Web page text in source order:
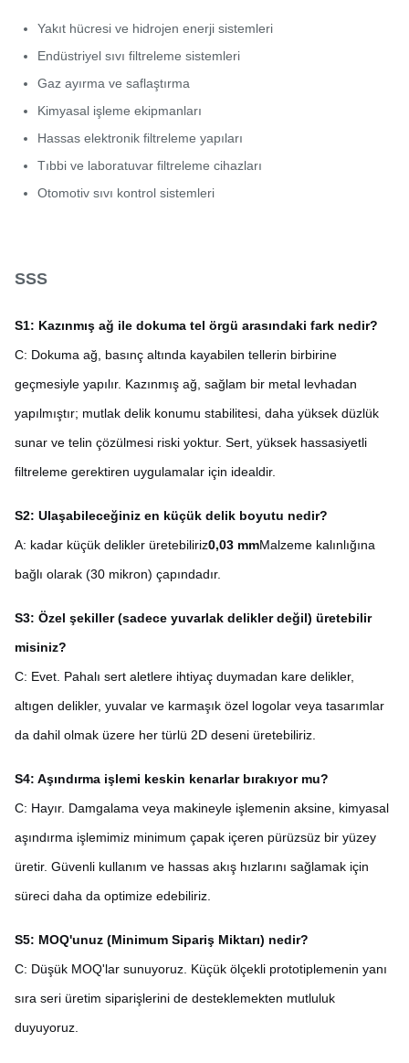
Yakıt hücresi ve hidrojen enerji sistemleri
Endüstriyel sıvı filtreleme sistemleri
Gaz ayırma ve saflaştırma
Kimyasal işleme ekipmanları
Hassas elektronik filtreleme yapıları
Tıbbi ve laboratuvar filtreleme cihazları
Otomotiv sıvı kontrol sistemleri
SSS
S1: Kazınmış ağ ile dokuma tel örgü arasındaki fark nedir?
C: Dokuma ağ, basınç altında kayabilen tellerin birbirine
geçmesiyle yapılır. Kazınmış ağ, sağlam bir metal levhadan
yapılmıştır; mutlak delik konumu stabilitesi, daha yüksek düzlük
sunar ve telin çözülmesi riski yoktur. Sert, yüksek hassasiyetli
filtreleme gerektiren uygulamalar için idealdir.
S2: Ulaşabileceğiniz en küçük delik boyutu nedir?
A: kadar küçük delikler üretebiliriz0,03 mmMalzeme kalınlığına
bağlı olarak (30 mikron) çapındadır.
S3: Özel şekiller (sadece yuvarlak delikler değil) üretebilir
misiniz?
C: Evet. Pahalı sert aletlere ihtiyaç duymadan kare delikler,
altıgen delikler, yuvalar ve karmaşık özel logolar veya tasarımlar
da dahil olmak üzere her türlü 2D deseni üretebiliriz.
S4: Aşındırma işlemi keskin kenarlar bırakıyor mu?
C: Hayır. Damgalama veya makineyle işlemenin aksine, kimyasal
aşındırma işlemimiz minimum çapak içeren pürüzsüz bir yüzey
üretir. Güvenli kullanım ve hassas akış hızlarını sağlamak için
süreci daha da optimize edebiliriz.
S5: MOQ'unuz (Minimum Sipariş Miktarı) nedir?
C: Düşük MOQ'lar sunuyoruz. Küçük ölçekli prototiplemenin yanı
sıra seri üretim siparişlerini de desteklemekten mutluluk
duyuyoruz.